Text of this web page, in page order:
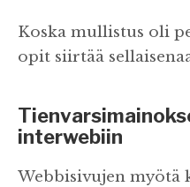
Koska mullistus oli
opit siirtää
interwebiin
Webbisivujen myötä